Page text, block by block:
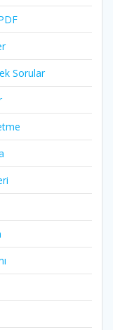
Sorular